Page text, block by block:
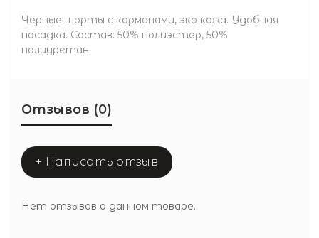
Черные шорты с карманами, эко кожа. Удобная
посадка. Состав: 50% полиэстер, 50%
полиуретан.
Отзывов (0)
+ Написать отзыв
Нет отзывов о данном товаре.